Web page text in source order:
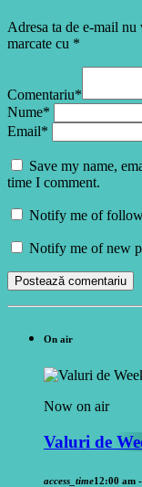
Adresa ta de e-mail
marcate cu *
Comentariu*
Nume*
Email*
Save my name,
time I comment.
Notify me of
Notify me of new
On air
Now on air
Valuri de
access_time12:00 am